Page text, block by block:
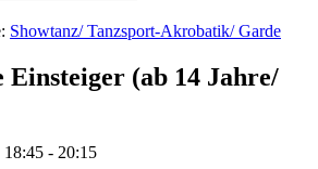
Showtanz/ Tanzsport-Akrobatik/ Garde
Einsteiger (ab 14 Jahre/
18:45 - 20:15